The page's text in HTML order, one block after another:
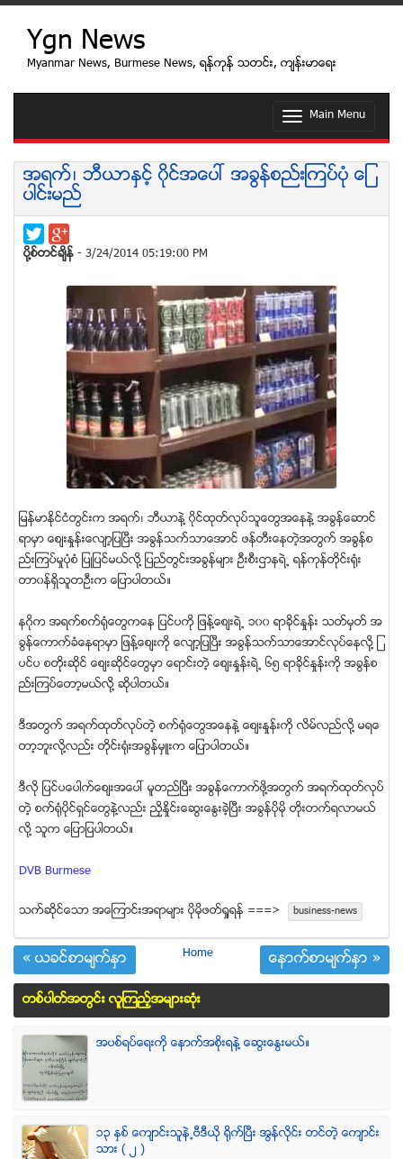
Ygn News
Myanmar News, Burmese News, ရန္ကုန္ သတင္း, က်န္းမာေရး
T
g
l
n
a
o
n
Main Menu
အရက္၊ ဘီယာႏွင့္ ၀ိုင္အေပၚ အခြန္စည္းၾကပ္ပံု ေျ
ပာင္းမည္
ပုိ႔စ္တင္ခ်ိန္ - 3/24/2014 05:19:00 PM
ျမန္မာႏိုင္ငံတြင္းက အရက္၊ ဘီယာနဲ႔ ၀ိုင္ထုတ္လုပ္သူေတြအေနနဲ႔ အခြန္ေဆာင္
ရာမွာ ေစ်းႏႈန္းေလ်ာ့ျပၿပီး အခြန္သက္သာေအာင္ ဖန္တီးေနတဲ့အတြက္ အခြန္စ
ည္းၾကပ္မႈပံုစံ ျပဳျပင္မယ္လို႔ ျပည္တြင္းအခြန္မ်ား ဦးစီးဌာနရဲ႕ ရန္ကုန္တုိင္းရံုး
တာ၀န္ရွိသူတဦးက ေျပာပါတယ္။
နဂိုက အရက္စက္ရံုေတြကေန ျပင္ပကို ျဖန္႔ေစ်းရဲ႕ ၁၀၀ ရာခုိင္ႏႈန္း သတ္မွတ္ အ
ခြန္ေကာက္ခံေနရာမွာ ျဖန္႔ေစ်းကို ေလ်ာ့ျပၿပီး အခြန္သက္သာေအာင္လုပ္ေနလို႔ ျ
ပင္ပ စတိုးဆိုင္ ေစ်းဆုိင္ေတြမွာ ေရာင္းတဲ့ ေစ်းႏႈန္းရဲ႕ ၆၅ ရာခုိင္ႏႈန္းကို အခြန္စ
ည္းၾကပ္ေတာ့မယ္လို႔ ဆိုပါတယ္။
ဒီအတြက္ အရက္ထုတ္လုပ္တဲ့ စက္ရံုေတြအေနနဲ႔ ေစ်းႏႈန္းကို လိမ္လည္လို႔ မရေ
တာ့ဘူးလို႔လည္း တိုင္းရံုးအခြန္မွဴးက ေျပာပါတယ္။
ဒီလို ျပင္ပေပါက္ေစ်းအေပၚ မူတည္ၿပီး အခြန္ေကာက္ဖို႔အတြက္ အရက္ထုတ္လုပ္
တဲ့ စက္ရံုပိုင္ရွင္ေတြနဲ႔လည္း ညႇိႏိႈင္းေဆြးေႏြးခဲ့ၿပီး အခြန္ပိုမို တိုးတက္ရလာမယ္
လို႔ သူက ေျပာျပပါတယ္။
DVB Burmese
သက္ဆုိင္ေသာ အေၾကာင္းအရာမ်ား ပုိမုိဖတ္ရႈရန္ ===> business-news
« ယခင္စာမ်က္ႏွာ Home ေနာက္စာမ်က္ႏွာ »
တစ္ပါတ္အတြင္း လူၾကည့္အမ်ားဆံုး
အပစ္ရပ္ေရးကို ေနာက္အစိုးရနဲ႔ ေဆြးေႏြးမယ္။
၁၃ ႏွစ္ ေက်ာင္းသူနဲ႕ဗီဒီယို ရိုက္ျပီး အြန္လိုင္း တင္တဲ့ ေက်ာင္း
သား ( ၂ )